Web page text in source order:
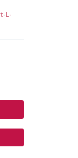
L-